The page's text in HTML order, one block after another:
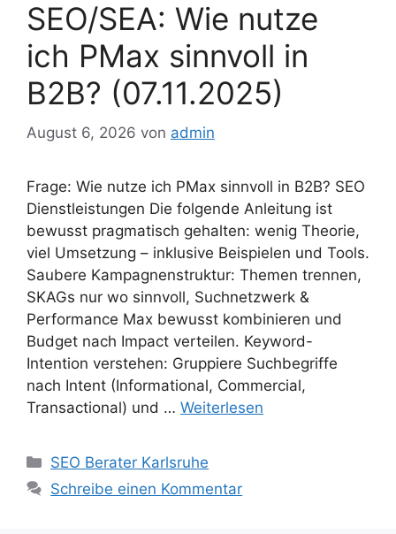
SEO/SEA: Wie nutze
ich PMax sinnvoll in
B2B? (07.11.2025)
August 6, 2026 von admin
Frage: Wie nutze ich PMax sinnvoll in B2B? SEO
Dienstleistungen Die folgende Anleitung ist
bewusst pragmatisch gehalten: wenig Theorie,
viel Umsetzung – inklusive Beispielen und Tools.
Saubere Kampagnenstruktur: Themen trennen,
SKAGs nur wo sinnvoll, Suchnetzwerk &
Performance Max bewusst kombinieren und
Budget nach Impact verteilen. Keyword-
Intention verstehen: Gruppiere Suchbegriffe
nach Intent (Informational, Commercial,
Transactional) und … Weiterlesen
Kategorien
SEO Berater Karlsruhe
Schreibe einen Kommentar